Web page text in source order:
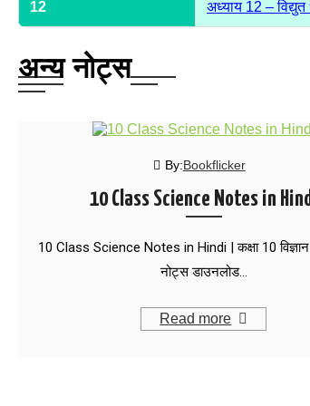
12 अध्याय 12 –
अन्य नोट्स
By:Bookflicker
10 Class Science Notes in
10 Class Science Notes in Hindi | कक्षा 10
नोट्स डाउनलोड…
Read more